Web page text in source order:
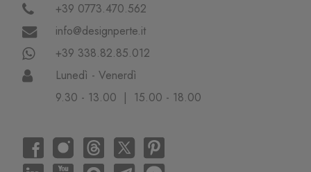
+39 0773.470.562
info@designperte.it
+39 338.82.85.012
Lunedì - Venerdì
9.30 - 13.00 | 15.00 - 18.00